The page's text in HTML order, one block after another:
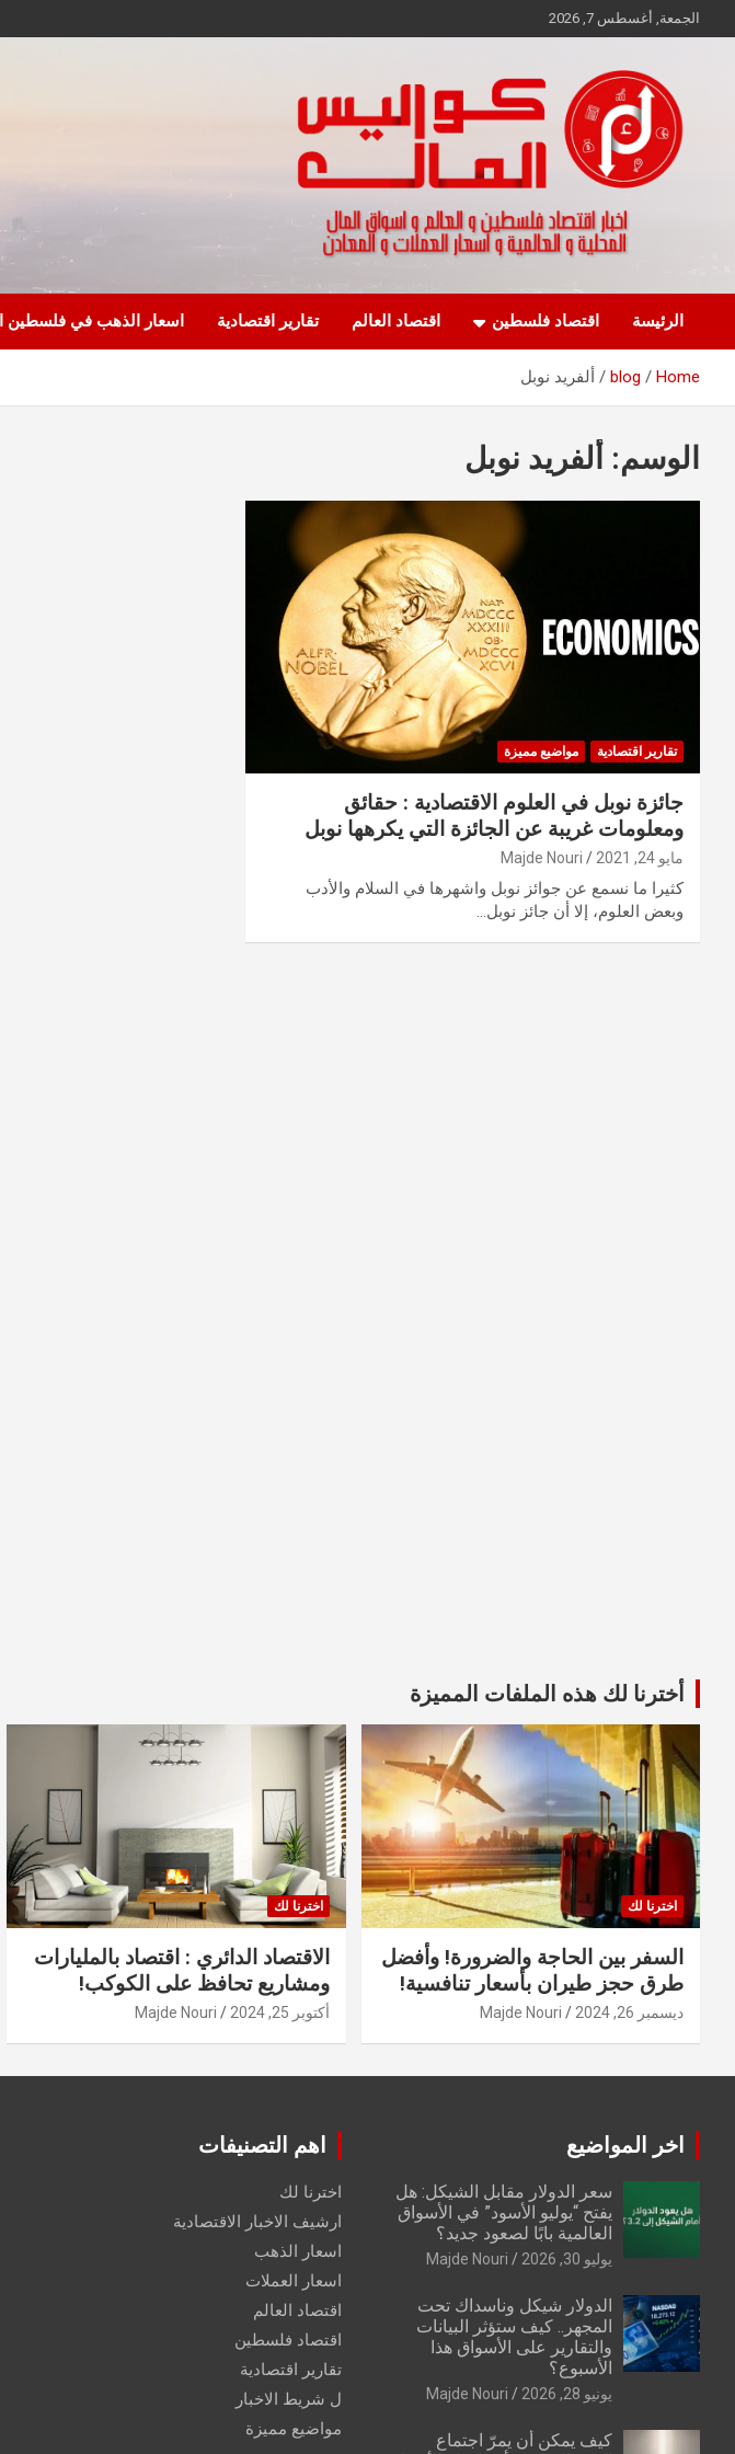
to
الجمعة, أغسطس 7, 2026
كواليس المال
الرئيسة اقتصاد فلسطين اقتصاد العالم تقارير اقتصادية اسعار الذهب في فلسطين
Home
blog ألفريد نوبل
الوسم: ألفريد نوبل
تقارير اقتصادية مواضيع مميزة
جائزة نوبل في العلوم الاقتصادية : حقائق
ومعلومات غريبة عن الجائزة التي يكرهها نوبل
مايو 24, 2021 Majde Nouri
كثيرا ما نسمع عن جوائز نوبل واشهرها في السلام والأدب
وبعض العلوم، إلا أن جائز نوبل…
أخترنا لك هذه الملفات المميزة
اخترنا لك
السفر بين الحاجة والضرورة! وأفضل
طرق حجز طيران بأسعار تنافسية!
ديسمبر 26, 2024 Majde Nouri
اخترنا لك
الاقتصاد الدائري : اقتصاد بالمليارات
ومشاريع تحافظ على الكوكب!
أكتوبر 25, 2024 Majde Nouri
اخر المواضيع
سعر الدولار مقابل الشيكل: هل
يفتح “يوليو الأسود” في الأسواق
العالمية بابًا لصعود جديد؟
يوليو 30, 2026 Majde Nouri
الدولار شيكل وناسداك تحت
المجهر.. كيف ستؤثر البيانات
والتقارير على الأسواق هذا
الأسبوع؟
يونيو 28, 2026 Majde Nouri
كيف يمكن أن يمرّ اجتماع
اهم التصنيفات
اخترنا لك
ارشيف الاخبار الاقتصادية
اسعار الذهب
اسعار العملات
اقتصاد العالم
اقتصاد فلسطين
تقارير اقتصادية
ل شريط الاخبار
مواضيع مميزة